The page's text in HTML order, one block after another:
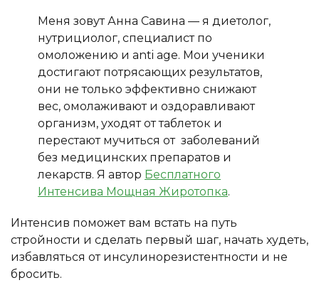
Меня зовут Анна Савина — я диетолог,
нутрициолог, специалист по
омоложению и anti age. Мои ученики
достигают потрясающих результатов,
они не только эффективно снижают
вес, омолаживают и оздоравливают
организм, уходят от таблеток и
перестают мучиться от заболеваний
без медицинских препаратов и
лекарств. Я автор Бесплатного
Интенсива Мощная Жиротопка.
Интенсив поможет вам встать на путь
стройности и сделать первый шаг, начать худеть,
избавляться от инсулинорезистентности и не
бросить.